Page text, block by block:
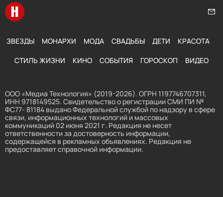
Перейти на главную
ЗВЕЗДЫ МОНАРХИ МОДА СВАДЬБЫ ДЕТИ КРАСОТА
СТИЛЬ ЖИЗНИ КИНО СОБЫТИЯ ГОРОСКОП ВИДЕО
ООО «Медиа Технология» (2019-2026). ОГРН 1197746707311,
ИНН 9718149525. Свидетельство о регистрации СМИ ПИ №
ФС77- 81184 выдано Федеральной службой по надзору в сфере
связи, информационных технологий и массовых
коммуникаций 02 июня 2021 г. Редакция не несет
ответственности за достоверность информации,
содержащейся в рекламных объявлениях. Редакция не
предоставляет справочной информации.